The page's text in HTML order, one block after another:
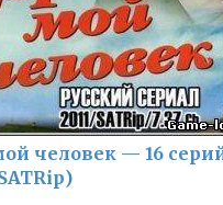
человек — 16